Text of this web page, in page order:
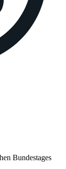
Bundestages